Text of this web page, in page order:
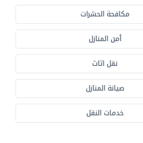
مكافحة الحشرات
أمن المنازل
نقل اثاث
صيانة المنازل
خدمات النقل